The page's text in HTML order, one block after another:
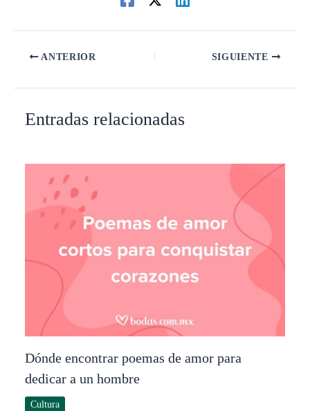
ANTERIOR SIGUIENTE
Entradas relacionadas
Dónde encontrar poemas de amor para
dedicar a un hombre
Cultura